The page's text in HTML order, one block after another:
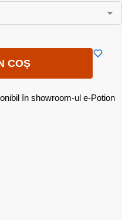
COȘ
în showroom-ul e-Potion